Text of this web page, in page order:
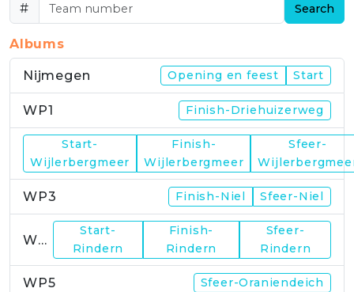
#
Search
Albums
Nijmegen Opening en feest Start
WP1 Finish-Driehuizerweg
Start-
Wijlerbergmeer
Finish-
Wijlerbergmeer
Sfeer-
WP3 Finish-Niel Sfeer-Niel
WP4
Start-
Rindern
Finish-
Rindern
Sfeer-
Rindern
WP5 Sfeer-Oraniendeich